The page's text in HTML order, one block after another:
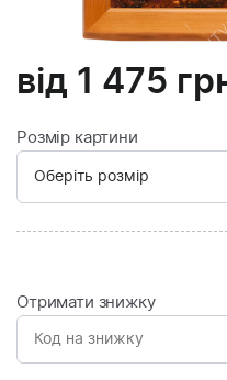
від 1 475
Розмір картини
Отримати знижку